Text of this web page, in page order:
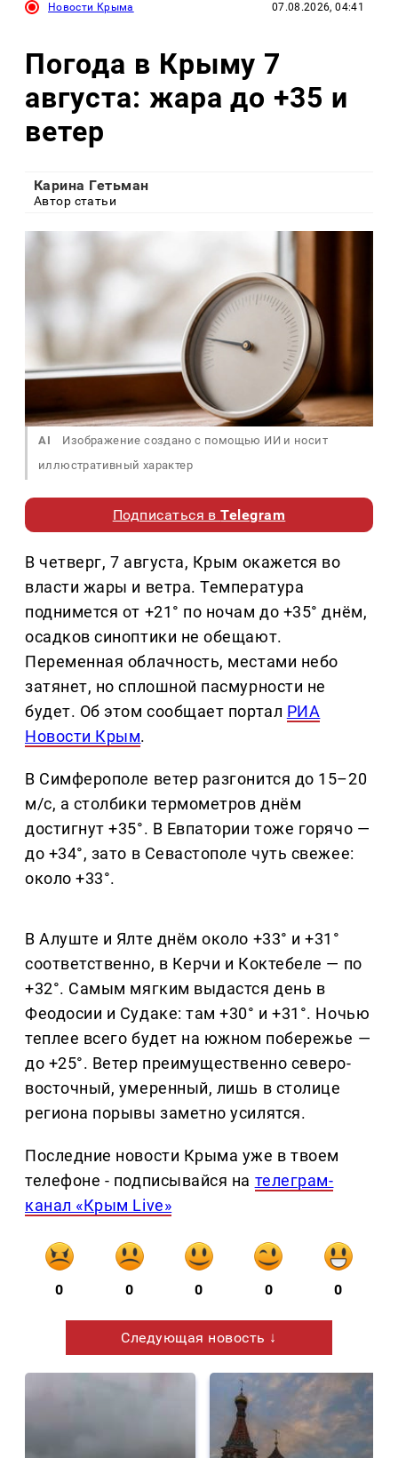
Новости Крыма 07.08.2026, 04:41
Погода в Крыму 7
августа: жара до +35 и
ветер
Карина Гетьман
Автор статьи
AI
Изображение создано с помощью ИИ и носит
иллюстративный характер
Подписаться вTelegram
В четверг, 7 августа, Крым окажется во
власти жары и ветра. Температура
поднимется от +21° по ночам до +35° днём,
осадков синоптики не обещают.
Переменная облачность, местами небо
затянет, но сплошной пасмурности не
будет. Об этом сообщает портал РИА
Новости Крым.
В Симферополе ветер разгонится до 15–20
м/с, а столбики термометров днём
достигнут +35°. В Евпатории тоже горячо —
до +34°, зато в Севастополе чуть свежее:
около +33°.
В Алуште и Ялте днём около +33° и +31°
соответственно, в Керчи и Коктебеле — по
+32°. Самым мягким выдастся день в
Феодосии и Судаке: там +30° и +31°. Ночью
теплее всего будет на южном побережье —
до +25°. Ветер преимущественно северо-
восточный, умеренный, лишь в столице
региона порывы заметно усилятся.
Последние новости Крыма уже в твоем
телефоне - подписывайся на телеграм-
канал «Крым Live»
0 0 0 0 0
Следующая новость ↓